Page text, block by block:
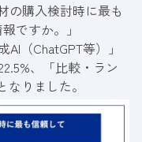
の購入検討時に最も
ですか。」
AI（ChatGPT等）」
、「比較・ラン
りました。